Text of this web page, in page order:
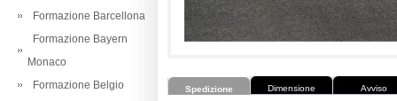
Formazione Barcellona
Formazione Bayern
Monaco
Formazione Belgio
Spedizione Dimensione Avviso